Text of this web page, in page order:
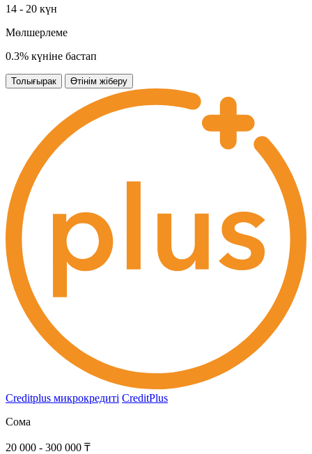
14 - 20 күн
Мөлшерлеме
0.3% күніне бастап
Толығырак Өтінім жіберу
Creditplus микрокредиті CreditPlus
Сома
20 000 - 300 000 ₸